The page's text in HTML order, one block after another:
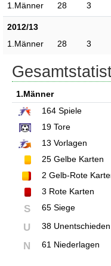
1.Männer
28 3
2012/13
1.Männer
28 3
1.Männer
164 Spiele
19 Tore
13 Vorlagen
25 Gelbe Karten
2 Gelb-Rote
3 Rote Karten
S 65 Siege
U 38 Unentschieden
N 61 Niederlagen